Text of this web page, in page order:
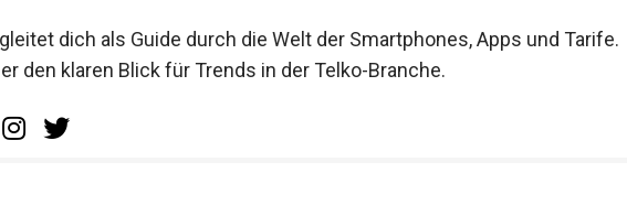
dich als Guide durch die Welt der Smartphones, Apps und Tarife.
den klaren Blick für Trends in der Telko-Branche.